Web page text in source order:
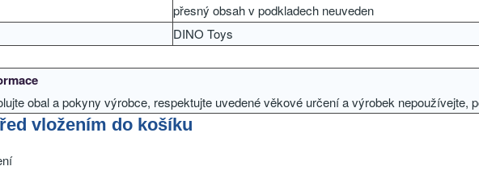
přesný obsah v podkladech neuveden
DINO Toys
obal a pokyny výrobce, respektujte uvedené věkové určení a výrobek nepoužívejte,
vložením do košíku